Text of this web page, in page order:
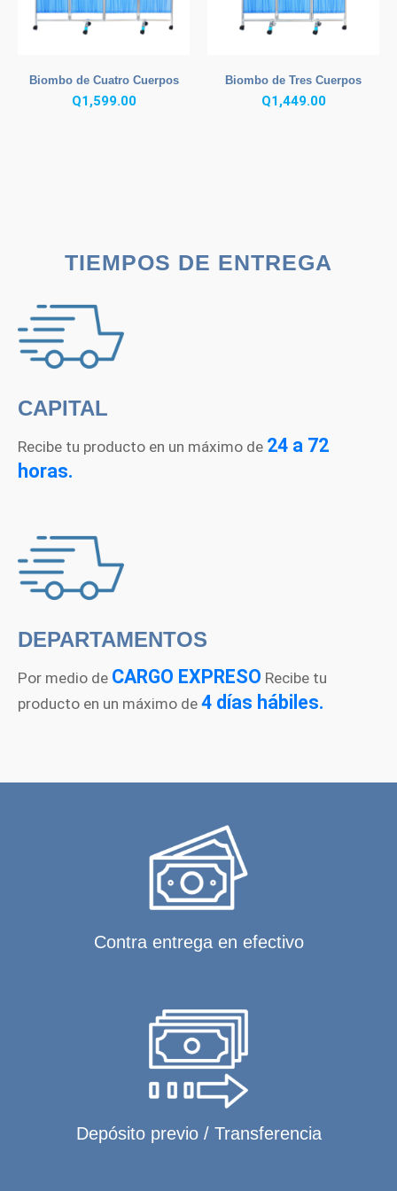
Biombo de Cuatro Cuerpos
Q1,599.00
Biombo de Tres Cuerpos
Q1,449.00
TIEMPOS DE ENTREGA
CAPITAL
Recibe tu producto en un máximo de 24 a 72
horas.
DEPARTAMENTOS
Por medio de CARGO EXPRESO Recibe tu
producto en un máximo de 4 días hábiles.
Contra entrega en efectivo
Depósito previo / Transferencia